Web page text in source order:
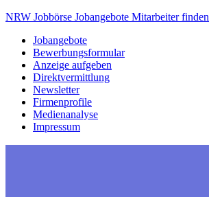
NRW Jobbörse Jobangebote Mitarbeiterfinden
Jobangebote
Bewerbungsformular
Anzeige aufgeben
Direktvermittlung
Newsletter
Firmenprofile
Medienanalyse
Impressum